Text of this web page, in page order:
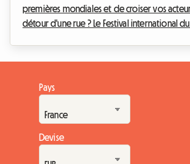
premières mondiales et de croiser vos
détour d'une rue ? Le Festival international
casse-tête financier, notamment en ce qui
l'hébergement. Chez Roomlala, nous savons
est crucial de trouver un pied-à-terre con...
Pays
Devise